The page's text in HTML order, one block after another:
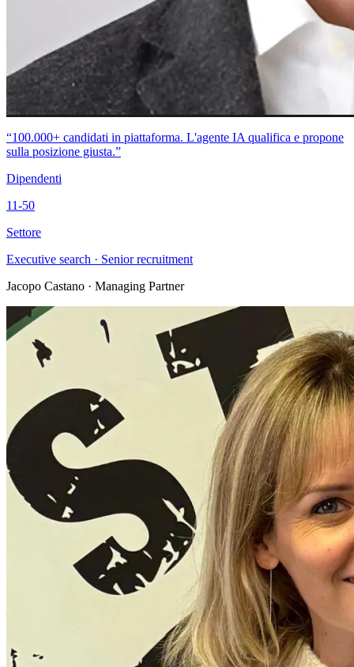
“100.000+ candidati in piattaforma. L'agente IA qualifica e propone
sulla posizione giusta.”
Dipendenti
11-50
Settore
Executive search · Senior recruitment
Jacopo Castano · Managing Partner